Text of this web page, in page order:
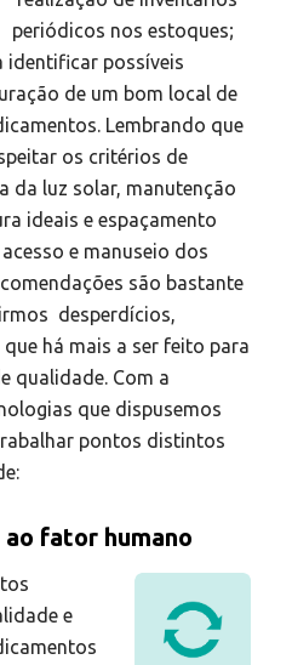
periódicos nos estoques;
identificar possíveis
de um bom local de
Lembrando que
os critérios de
da luz solar, manutenção
ideais e espaçamento
e manuseio dos
são bastante
desperdícios,
há mais a ser feito para
qualidade. Com a
que dispusemos
pontos distintos
fator humano
e